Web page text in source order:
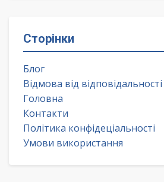
Сторінки
Блог
Відмова від відповідальності
Головна
Контакти
Політика конфідеціальності
Умови використання